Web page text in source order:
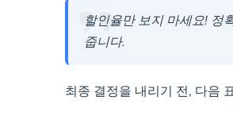
할인율만 보지 마세요! 정
줍니다.
최종 결정을 내리기 전, 다음